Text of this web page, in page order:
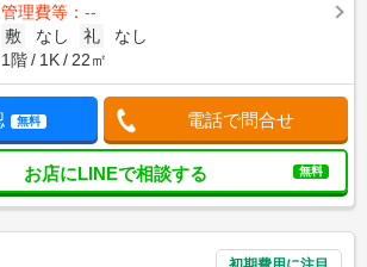
管理費等：--
敷
なし 礼
なし
1階
1K 22㎡
無料 電話で問合せ
お店にLINEで相談する 無料